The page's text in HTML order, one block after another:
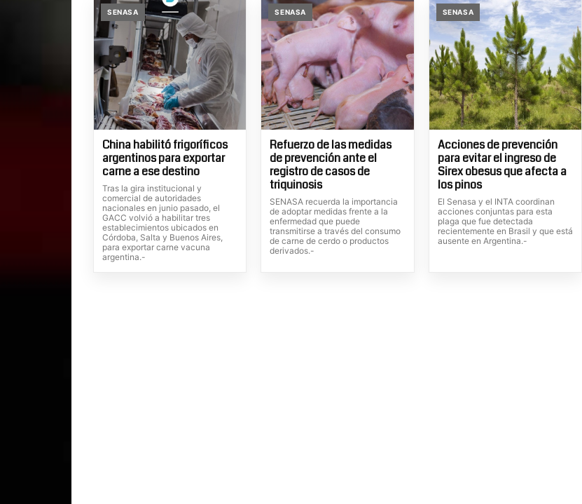
SENASA
China habilitó frigoríficos
argentinos para exportar
carne a ese destino
Tras la gira institucional y
comercial de autoridades
nacionales en junio pasado, el
GACC volvió a habilitar tres
establecimientos ubicados en
Córdoba, Salta y Buenos Aires,
para exportar carne vacuna
argentina.-
SENASA
Refuerzo de las medidas
de prevención ante el
registro de casos de
triquinosis
SENASA recuerda la importancia
de adoptar medidas frente a la
enfermedad que puede
transmitirse a través del consumo
de carne de cerdo o productos
derivados.-
SENASA
Acciones de prevención
para evitar el ingreso de
Sirex obesus que afecta a
los pinos
El Senasa y el INTA coordinan
acciones conjuntas para esta
plaga que fue detectada
recientemente en Brasil y que está
ausente en Argentina.-